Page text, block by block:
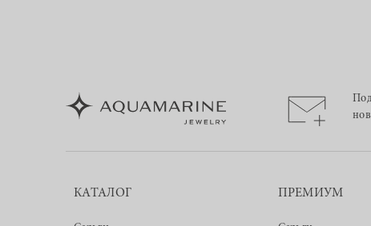
КАТАЛОГ ПРЕМИУМ